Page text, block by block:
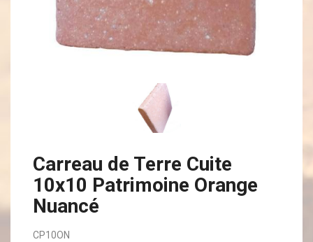
Carreau de Terre Cuite
10x10 Patrimoine Orange
Nuancé
CP10ON